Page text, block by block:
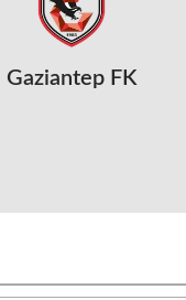
Gaziantep FK